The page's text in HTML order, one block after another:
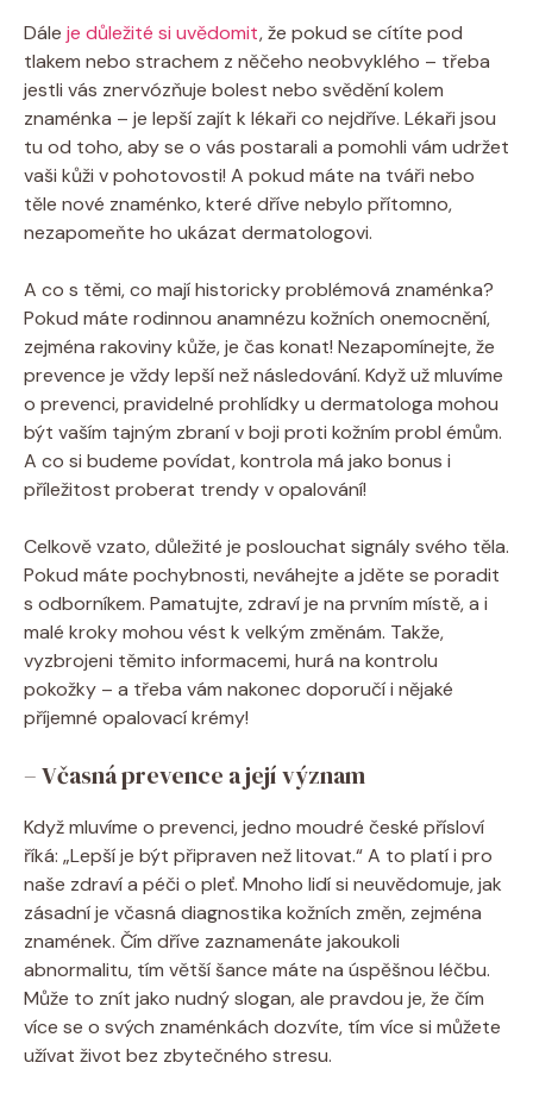
Dále je důležité si uvědomit, že pokud se cítíte pod
tlakem nebo strachem z něčeho neobvyklého – třeba
jestli vás znervózňuje bolest nebo svědění kolem
znaménka – je lepší zajít k lékaři co nejdříve. Lékaři jsou
tu od toho, aby se o vás postarali a pomohli vám udržet
vaši kůži v pohotovosti! A pokud máte na tváři nebo
těle nové znaménko, které dříve nebylo přítomno,
nezapomeňte ho ukázat dermatologovi.
A co s těmi, co mají historicky problémová znaménka?
Pokud máte rodinnou anamnézu kožních onemocnění,
zejména rakoviny kůže, je čas konat! Nezapomínejte, že
prevence je vždy lepší než následování. Když už mluvíme
o prevenci, pravidelné prohlídky u dermatologa mohou
být vaším tajným zbraní v boji proti kožním probl émům.
A co si budeme povídat, kontrola má jako bonus i
příležitost proberat trendy v opalování!
Celkově vzato, důležité je poslouchat signály svého těla.
Pokud máte pochybnosti, neváhejte a jděte se poradit
s odborníkem. Pamatujte, zdraví je na prvním místě, a i
malé kroky mohou vést k velkým změnám. Takže,
vyzbrojeni těmito informacemi, hurá na kontrolu
pokožky – a třeba vám nakonec doporučí i nějaké
příjemné opalovací krémy!
– Včasná prevence a její význam
Když mluvíme o prevenci, jedno moudré české přísloví
říká: „Lepší je být připraven než litovat.“ A to platí i pro
naše zdraví a péči o pleť. Mnoho lidí si neuvědomuje, jak
zásadní je včasná diagnostika kožních změn, zejména
znamének. Čím dříve zaznamenáte jakoukoli
abnormalitu, tím větší šance máte na úspěšnou léčbu.
Může to znít jako nudný slogan, ale pravdou je, že čím
více se o svých znaménkách dozvíte, tím více si můžete
užívat život bez zbytečného stresu.